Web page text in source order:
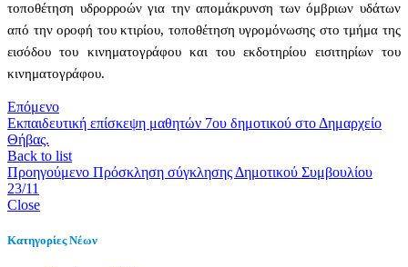
τοποθέτηση υδρορροών για την απομάκρυνση των όμβριων υδάτων
από την οροφή του κτιρίου, τοποθέτηση υγρομόνωσης στο τμήμα της
εισόδου του κινηματογράφου και του εκδοτηρίου εισιτηρίων του
κινηματογράφου.
Επόμενο
Εκπαιδευτική επίσκεψη μαθητών 7ου δημοτικού στο Δημαρχείο
Θήβας.
Back to list
Προηγούμενο Πρόσκληση σύγκλησης Δημοτικού Συμβουλίου
23/11
Close
Κατηγορίες Νέων